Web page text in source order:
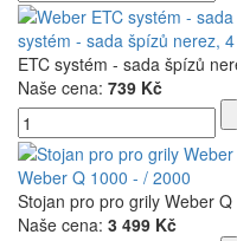
systém - sada špízů nerez,
ETC systém - sada špízů
Naše cena: 739 Kč
Weber Q 1000 - / 2000
Stojan pro pro grily Weber
Naše cena: 3 499 Kč